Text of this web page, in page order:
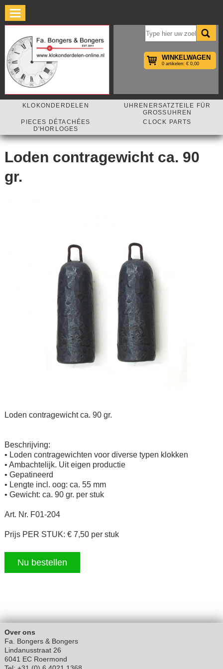
WINKELWAGEN
0 artikelen: € 0,00
KLOKONDERDELEN
UHRENERSATZTEILE FÜR
GROSSUHREN
PIECES DÉTACHÉES
D'HORLOGES
CLOCK PARTS
Loden contragewicht ca. 90
gr.
Loden contragewicht ca. 90 gr.
Beschrijving:
• Loden contragewichten voor diverse typen klokken
• Ambachtelijk. Uit eigen productie
• Gepatineerd
• Lengte incl. oog: ca. 55 mm
• Gewicht: ca. 90 gr. per stuk
Art. Nr. F01-204
Prijs PER STUK: € 7,50 per stuk
Nu bestellen
Over ons
Fa. Bongers & Bongers
Lindanusstraat 26
6041 EC Roermond